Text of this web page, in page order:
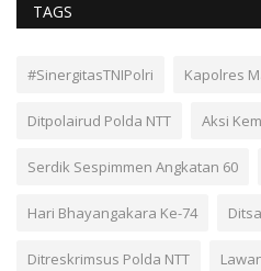
TAGS
#SinergitasTNIPolri Kapolres
Ditpolairud Polda NTT Aksi
Serdik Sespimmen Angkatan 60
Hari Bhayangakara Ke-74
Ditreskrimsus Polda NTT